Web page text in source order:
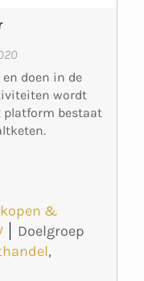
doen in de
wordt
platform bestaat
&
Doelgroep
,